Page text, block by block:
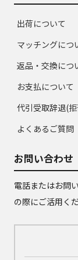
出荷について
マッチングにつ
返品・交換につ
お支払について
代引受取辞退(
よくあるご質問
お問い合わせ
電話またはお問
の際にご活用くだ